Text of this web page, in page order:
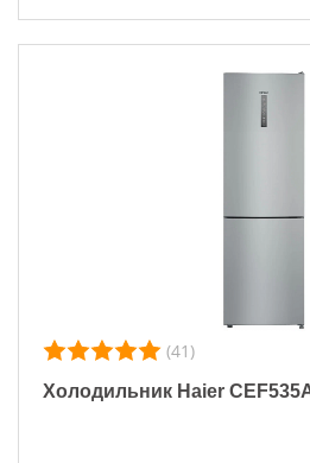
(41)
Холодильник Haier